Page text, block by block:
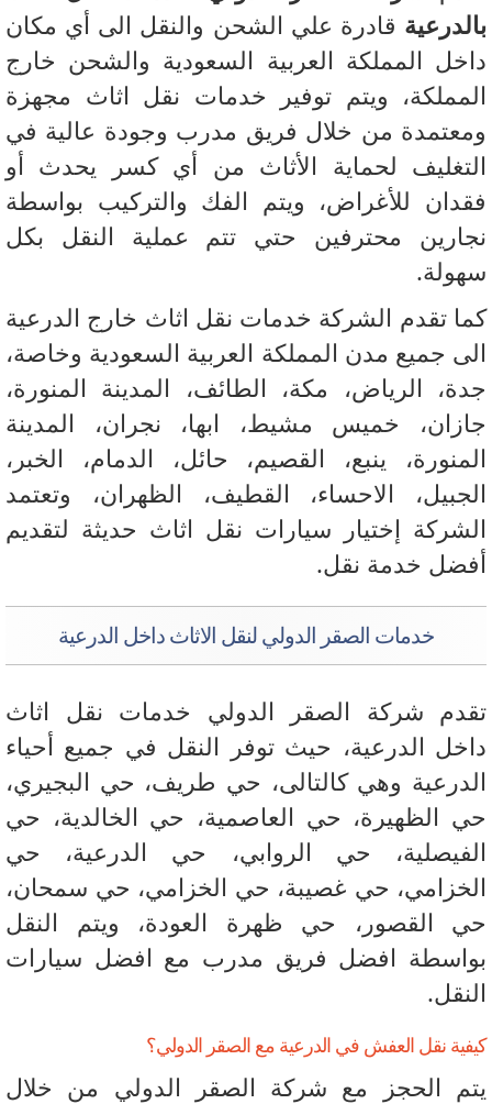
قادرة علي الشحن والنقل الى أي مكان
المملكة العربية السعودية والشحن خارج
ويتم توفير خدمات نقل اثاث مجهزة
من خلال فريق مدرب وجودة عالية في
لحماية الأثاث من أي كسر يحدث أو
للأغراض، ويتم الفك والتركيب بواسطة
محترفين حتي تتم عملية النقل بكل
تقدم الشركة خدمات نقل اثاث خارج الدرعية
جميع مدن المملكة العربية السعودية وخاصة،
الرياض، مكة، الطائف، المدينة المنورة،
خميس مشيط، ابها، نجران، المدينة
ينبع، القصيم، حائل، الدمام، الخبر،
الاحساء، القطيف، الظهران، وتعتمد
إختيار سيارات نقل اثاث حديثة لتقديم
خدمة نقل.
خدمات الصقر الدولي لنقل الاثاث داخل الدرعية
شركة الصقر الدولي خدمات نقل اثاث
الدرعية، حيث توفر النقل في جميع أحياء
وهي كالتالى، حي طريف، حي البجيري،
الظهيرة، حي العاصمية، حي الخالدية، حي
حي الروابي، حي الدرعية، حي
حي غصيبة، حي الخزامي، حي سمحان،
القصور، حي ظهرة العودة، ويتم النقل
افضل فريق مدرب مع افضل سيارات
نقل العفش في الدرعية مع الصقر الدولي؟
الحجز مع شركة الصقر الدولي من خلال